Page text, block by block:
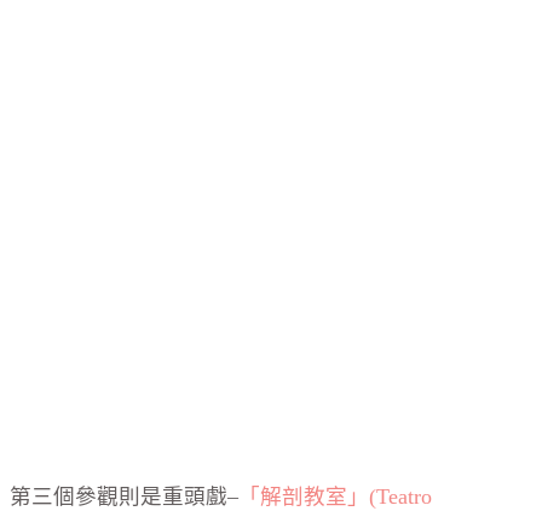
第三個參觀則是重頭戲– 「解剖教室」(Teatro